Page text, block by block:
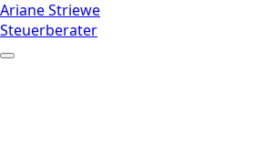
Ariane Striewe
Steuerberater